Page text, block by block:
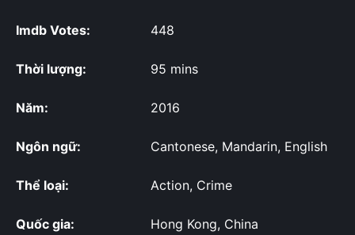
Imdb Votes: 448
Thời lượng: 95 mins
Năm: 2016
Ngôn ngữ: Cantonese, Mandarin, English
Thể loại: Action, Crime
Quốc gia: Hong Kong, China